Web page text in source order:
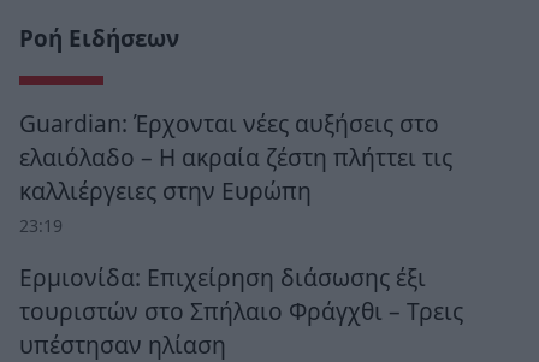
Ροή Ειδήσεων
Guardian: Έρχονται νέες αυξήσεις στο
ελαιόλαδο – Η ακραία ζέστη πλήττει τις
καλλιέργειες στην Ευρώπη
23:19
Ερμιονίδα: Επιχείρηση διάσωσης έξι
τουριστών στο Σπήλαιο Φράγχθι – Τρεις
υπέστησαν ηλίαση